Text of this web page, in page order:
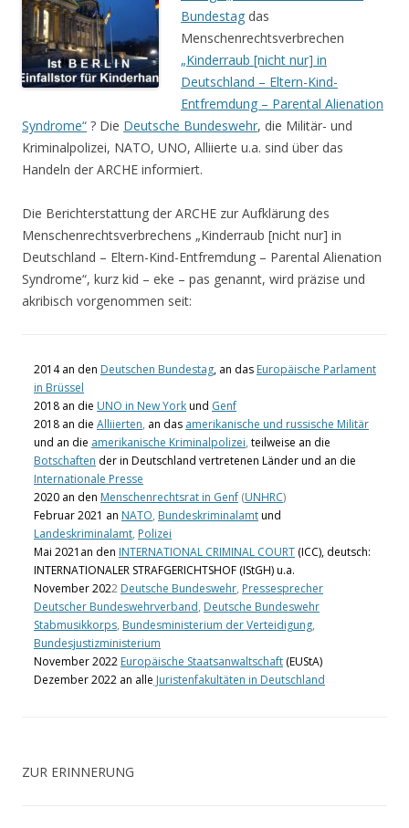
Bundestag das
Menschenrechtsverbrechen
„Kinderraub [nicht nur] in
Deutschland – Eltern-Kind-
Entfremdung – Parental Alienation
Syndrome“ ? Die Deutsche Bundeswehr, die Militär- und
Kriminalpolizei, NATO, UNO, Alliierte u.a. sind über das
Handeln der ARCHE informiert.
Die Berichterstattung der ARCHE zur Aufklärung des
Menschenrechtsverbrechens „Kinderraub [nicht nur] in
Deutschland – Eltern-Kind-Entfremdung – Parental Alienation
Syndrome“, kurz kid – eke – pas genannt, wird präzise und
akribisch vorgenommen seit:
2014 an den Deutschen Bundestag, an das Europäische Parlament
in Brüssel
2018 an die UNO in New Yorkund Genf
2018 an die Alliierten, an das amerikanische und russische Militär
und an die amerikanische Kriminalpolizei, teilweise an die
Botschaften der in Deutschland vertretenen Länder und an die
Internationale Presse
2020 an den Menschenrechtsrat in Genf (UNHRC)
Februar 2021 an NATO, Bundeskriminalamtund
Landeskriminalamt, Polizei
Mai 2021an den INTERNATIONAL CRIMINAL COURT (ICC), deutsch:
INTERNATIONALER STRAFGERICHTSHOF (IStGH) u.a.
November 2022 Deutsche Bundeswehr, Pressesprecher
Deutscher Bundeswehrverband, Deutsche Bundeswehr
Stabmusikkorps, Bundesministerium der Verteidigung,
Bundesjustizministerium
November 2022 Europäische Staatsanwaltschaft (EUStA)
Dezember 2022 an alle Juristenfakultäten in Deutschland
ZUR ERINNERUNG